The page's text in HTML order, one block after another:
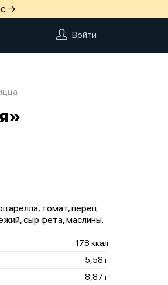
→
Войти
томат, перец
сыр фета, маслины.
178 ккал
5,58 г
8,87 г